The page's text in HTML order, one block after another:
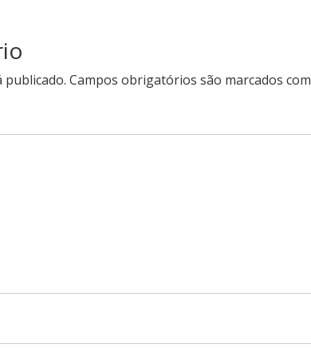
publicado. Campos obrigatórios são marcados com